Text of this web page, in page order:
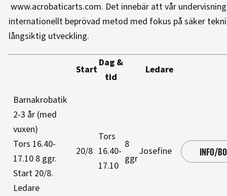
www.acrobaticarts.com. Det innebär att vår
internationellt beprövad metod med fokus på säker
långsiktig utveckling.
Start
Dag &
tid
Ledare
Barnakrobatik
2-3 år (med
vuxen)
Tors 16.40-
17.10 8 ggr.
Start 20/8.
Ledare
20/8
Tors
16.40-
17.10
8
ggr
Josefine INFO/